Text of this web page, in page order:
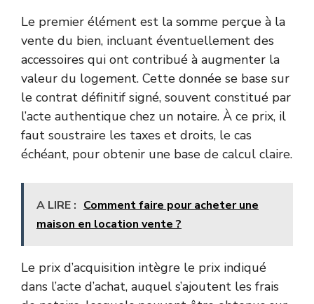
Le premier élément est la somme perçue à la
vente du bien, incluant éventuellement des
accessoires qui ont contribué à augmenter la
valeur du logement. Cette donnée se base sur
le contrat définitif signé, souvent constitué par
l’acte authentique chez un notaire. À ce prix, il
faut soustraire les taxes et droits, le cas
échéant, pour obtenir une base de calcul claire.
A LIRE : Comment faire pour acheter une
maison en location vente ?
Le prix d’acquisition intègre le prix indiqué
dans l’acte d’achat, auquel s’ajoutent les frais